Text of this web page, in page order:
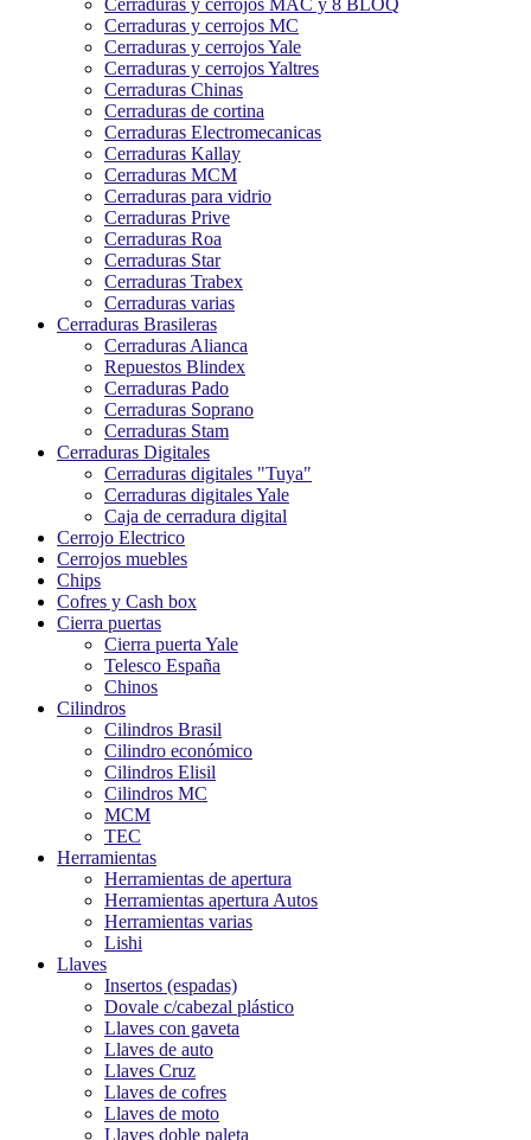
Cerraduras y cerrojos MAC y 8 BLOQ
Cerraduras y cerrojos MC
Cerraduras y cerrojos Yale
Cerraduras y cerrojos Yaltres
Cerraduras Chinas
Cerraduras de cortina
Cerraduras Electromecanicas
Cerraduras Kallay
Cerraduras MCM
Cerraduras para vidrio
Cerraduras Prive
Cerraduras Roa
Cerraduras Star
Cerraduras Trabex
Cerraduras varias
Cerraduras Brasileras
Cerraduras Alianca
Repuestos Blindex
Cerraduras Pado
Cerraduras Soprano
Cerraduras Stam
Cerraduras Digitales
Cerraduras digitales "Tuya"
Cerraduras digitales Yale
Caja de cerradura digital
Cerrojo Electrico
Cerrojos muebles
Chips
Cofres y Cash box
Cierra puertas
Cierra puerta Yale
Telesco España
Chinos
Cilindros
Cilindros Brasil
Cilindro económico
Cilindros Elisil
Cilindros MC
MCM
TEC
Herramientas
Herramientas de apertura
Herramientas apertura Autos
Herramientas varias
Lishi
Llaves
Insertos (espadas)
Dovale c/cabezal plástico
Llaves con gaveta
Llaves de auto
Llaves Cruz
Llaves de cofres
Llaves de moto
Llaves doble paleta